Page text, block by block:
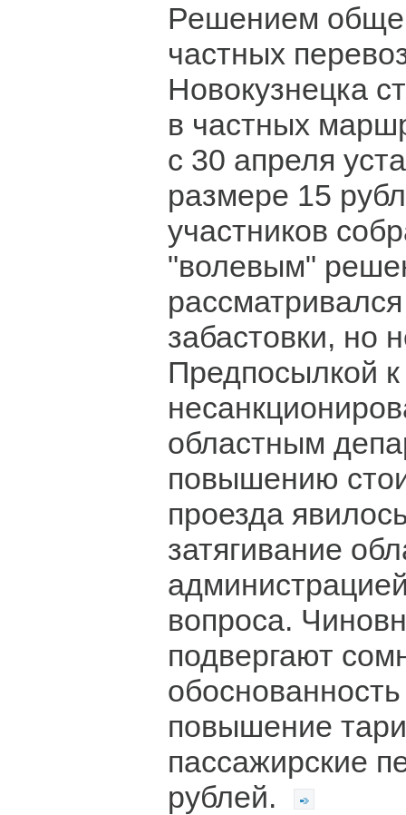
Решением
частных
Новокузнецка
в частных
с 30 апреля
размере 15
участников
"волевым"
забастовки, но
Предпосылкой к
областным
повышению
проезда
затягивание
вопроса.
подвергают
повышение
пассажирские
рублей.